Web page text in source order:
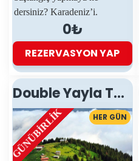
dersiniz? Karadeniz’i.
0₺
REZERVASYON YAP
Double Yayla Turu
GÜNÜBIRLIK HER GÜN